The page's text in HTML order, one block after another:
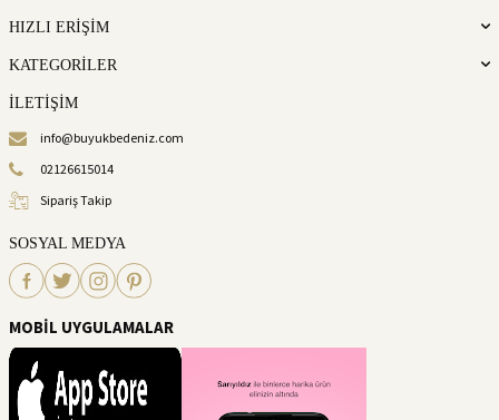
HIZLI ERİŞİM
KATEGORİLER
İLETİŞİM
info@buyukbedeniz.com
02126615014
Sipariş Takip
SOSYAL MEDYA
MOBİL UYGULAMALAR